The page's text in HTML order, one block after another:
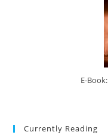
E-Book:
Currently Reading